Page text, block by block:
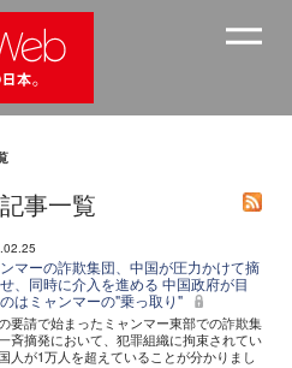
事一覧
マーの詐欺集団、中国が圧力かけて摘
、同時に介入を進める 中国政府が目
はミャンマーの"乗っ取り"
要請で始まったミャンマー東部での詐欺集
斉摘発において、犯罪組織に拘束されてい
人が1万人を超えていることが分かりまし